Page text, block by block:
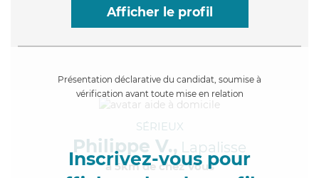
Afficher le profil
Présentation déclarative du candidat, soumise à
vérification avant toute mise en relation
Inscrivez-vous pour
SÉRIEUX
Philippe V., Lapalisse
à 5km de chez Vous